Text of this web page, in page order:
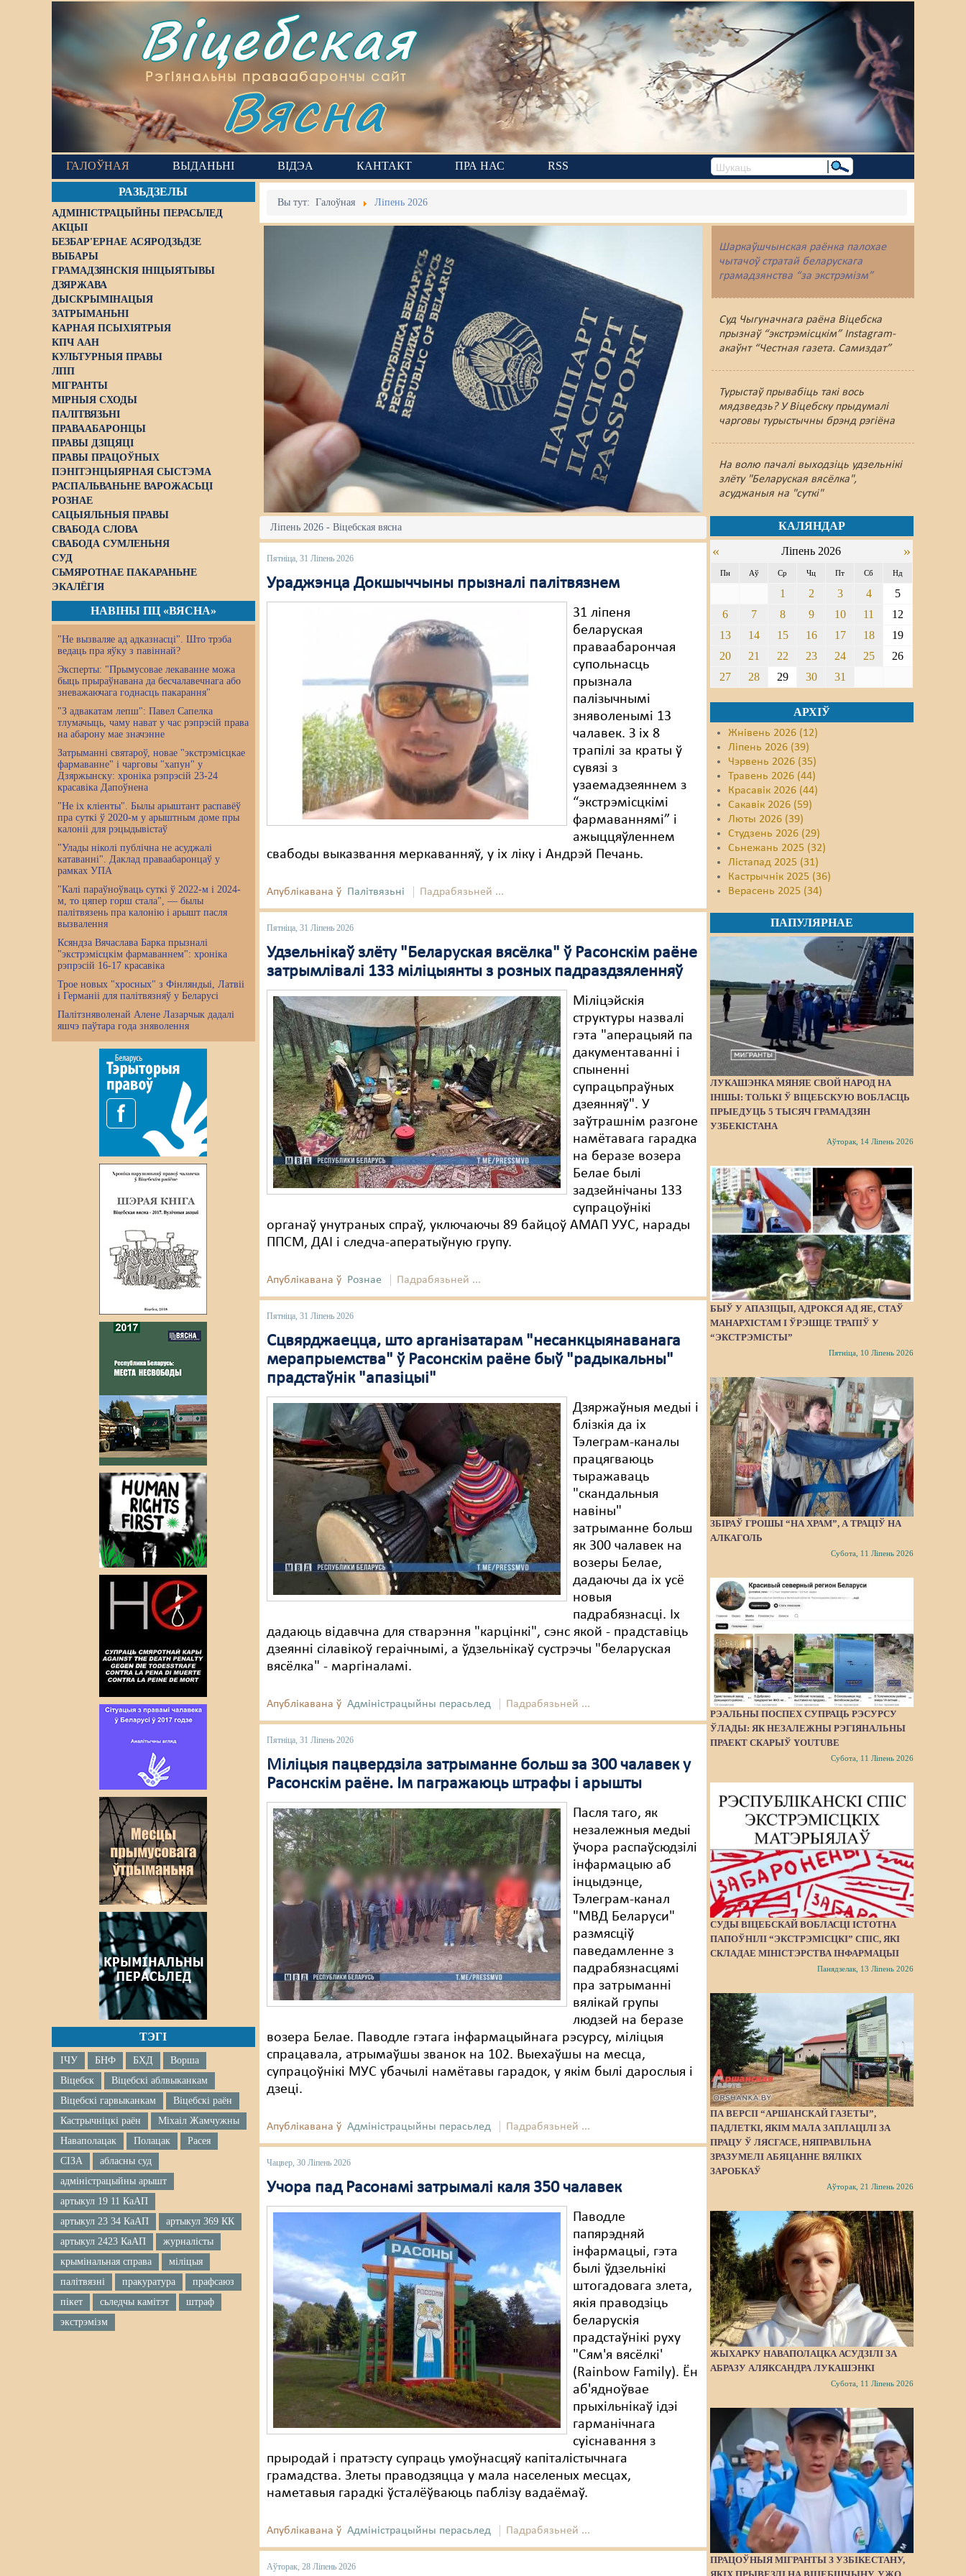
Віцебская
Рэгіянальны праваабарончы сайт
Вясна
ГАЛОЎНАЯ ВЫДАНЬНІ ВІДЭА КАНТАКТ ПРА НАС RSS
РАЗЬДЗЕЛЫ
АДМІНІСТРАЦЫЙНЫ ПЕРАСЬЛЕД
АКЦЫІ
БЕЗБАР'ЕРНАЕ АСЯРОДЗЬДЗЕ
ВЫБАРЫ
ГРАМАДЗЯНСКІЯ ІНІЦЫЯТЫВЫ
ДЗЯРЖАВА
ДЫСКРЫМІНАЦЫЯ
ЗАТРЫМАНЬНІ
КАРНАЯ ПСЫХІЯТРЫЯ
КПЧ ААН
КУЛЬТУРНЫЯ ПРАВЫ
ЛПП
МІГРАНТЫ
МІРНЫЯ СХОДЫ
ПАЛІТВЯЗЬНІ
ПРАВААБАРОНЦЫ
ПРАВЫ ДЗІЦЯЦІ
ПРАВЫ ПРАЦОЎНЫХ
ПЭНІТЭНЦЫЯРНАЯ СЫСТЭМА
РАСПАЛЬВАНЬНЕ ВАРОЖАСЬЦІ
РОЗНАЕ
САЦЫЯЛЬНЫЯ ПРАВЫ
СВАБОДА СЛОВА
СВАБОДА СУМЛЕНЬНЯ
СУД
СЬМЯРОТНАЕ ПАКАРАНЬНЕ
ЭКАЛЁГІЯ
НАВІНЫ ПЦ «ВЯСНА»
"Не вызваляе ад адказнасці". Што трэба
ведаць пра яўку з павіннай?
Эксперты: "Прымусовае лекаванне можа
быць прыраўнавана да бесчалавечнага або
зневажаючага годнасць пакарання"
"З адвакатам лепш": Павел Сапелка
тлумачыць, чаму нават у час рэпрэсій права
на абарону мае значэнне
Затрыманні святароў, новае "экстрэмісцкае
фармаванне" і чарговы "хапун" у
Дзяржынску: хроніка рэпрэсій 23-24
красавіка Дапоўнена
"Не іх кліенты". Былы арыштант распавёў
пра суткі ў 2020-м у арыштным доме пры
калоніі для рэцыдывістаў
"Улады ніколі публічна не асуджалі
катаванні". Даклад праваабаронцаў у
рамках УПА
"Калі параўноўваць суткі ў 2022-м і 2024-
м, то цяпер горш стала", — былы
палітвязень пра калонію і арышт пасля
вызвалення
Ксяндза Вячаслава Барка прызналі
"экстрэмісцкім фармаваннем": хроніка
рэпрэсій 16-17 красавіка
Трое новых "хросных" з Фінляндыі, Латвіі
і Германіі для палітвязняў у Беларусі
Палітзняволенай Алене Лазарчык дадалі
яшчэ паўтара года зняволення
ТЭГІ
ІЧУ БНФ БХД
Ворша
Віцебск
Віцебскі аблвыканкам
Віцебскі гарвыканкам
Віцебскі раён
Кастрычніцкі раён
Міхаіл Жамчужны
Наваполацак
Полацак
Расея
СІЗА
абласны суд
адміністрацыйны арышт
артыкул 19 11 КаАП
артыкул 23 34 КаАП
артыкул 369 КК
артыкул 2423 КаАП
журналісты
крымінальная справа
міліцыя
палітвязні
пракуратура
прафсаюз
пікет
сьледчы камітэт
штраф
экстрэмізм
Вы тут:Галоўная Ліпень 2026
Шаркаўшчынская раёнка палохае
чытачоў стратай беларускага
грамадзянства “за экстрэмізм”
Суд Чыгуначнага раёна Віцебска
прызнаў “экстрэмісцкім” Instagram-
акаўнт “Честная газета. Самиздат”
Турыстаў прывабіць такі вось
мядзведзь? У Віцебску прыдумалі
чарговы турыстычны брэнд рэгіёна
На волю пачалі выходзіць удзельнікі
злёту "Беларуская вясёлка",
асуджаныя на "суткі"
Ліпень 2026 - Віцебская вясна
Пятніца, 31 Ліпень 2026
Ураджэнца Докшыччыны прызналі палітвязнем
31 ліпеня
беларуская
праваабарончая
супольнасць
прызнала
палізычнымі
зняволенымі 13
чалавек. З іх 8
трапілі за краты ў
сувязі з
узаемадзеяннем з
“экстрэмісцкімі
фармаваннямі” і
ажыццяўленнем
свабоды выказвання меркаванняў, у іх ліку і Андрэй Печань.
Апублікавана ў Палітвязьні Падрабязьней ...
Пятніца, 31 Ліпень 2026
Удзельнікаў злёту "Беларуская вясёлка" ў Расонскім раёне
затрымлівалі 133 міліцыянты з розных падраздзяленняў
Міліцэйскія
структуры назвалі
гэта "аперацыяй па
дакументаванні і
спыненні
супрацьпраўных
дзеянняў". У
заўтрашнім разгоне
намётавага гарадка
на беразе возера
Белае былі
задзейнічаны 133
супрацоўнікі
органаў унутраных спраў, уключаючы 89 байцоў АМАП УУС, нарады
ППСМ, ДАІ і следча-аператыўную групу.
Апублікавана ў Рознае Падрабязьней ...
Пятніца, 31 Ліпень 2026
Сцвярджаецца, што арганізатарам "несанкцыянаванага
мерапрыемства" ў Расонскім раёне быў "радыкальны"
прадстаўнік "апазіцыі"
Дзяржаўныя медыі і
блізкія да іх
Тэлеграм-каналы
працягваюць
тыражаваць
"скандальныя
навіны"
затрыманне больш
як 300 чалавек на
возеры Белае,
дадаючы да іх усё
новыя
падрабязнасці. Іх
дадаюць відавчна для стварэння "карцінкі", сэнс якой - прадставіць
дзеянні сілавікоў гераічнымі, а ўдзельнікаў сустрэчы "беларуская
вясёлка" - маргіналамі.
Апублікавана ў Адміністрацыйны перасьлед Падрабязьней ...
Пятніца, 31 Ліпень 2026
Міліцыя пацвердзіла затрыманне больш за 300 чалавек у
Расонскім раёне. Ім пагражаюць штрафы і арышты
Пасля таго, як
незалежныя медыі
ўчора распаўсюдзілі
інфармацыю аб
інцыдэнце,
Тэлеграм-канал
"МВД Беларуси"
размясціў
паведамленне з
падрабязнасцямі
пра затрыманні
вялікай групы
людзей на беразе
возера Белае. Паводле гэтага інфармацыйнага рэсурсу, міліцыя
спрацавала, атрымаўшы званок на 102. Выехаўшы на месца,
супрацоўнікі МУС убачылі намётавы гарадок, у якім былі дарослыя і
дзеці.
Апублікавана ў Адміністрацыйны перасьлед Падрабязьней ...
Чацвер, 30 Ліпень 2026
Учора пад Расонамі затрымалі каля 350 чалавек
Паводле
папярэдняй
інфармацыі, гэта
былі ўдзельнікі
штогадовага злета,
якія праводзіць
беларускія
прадстаўнікі руху
"Сям'я вясёлкі'
(Rainbow Family). Ён
аб'ядноўвае
прыхільнікаў ідэі
гарманічнага
суіснавання з
прыродай і пратэсту супраць умоўнасцяў капіталістычнага
грамадства. Злеты праводзяцца у мала населеных месцах,
наметавыя гарадкі ўсталёўваюць паблізу вадаёмаў.
Апублікавана ў Адміністрацыйны перасьлед Падрабязьней ...
Аўторак, 28 Ліпень 2026
КАЛЯНДАР
« Ліпень 2026 »
Пн Аў Ср Чц Пт Сб Нд
1 2 3 4
5
6
7 8 9 10 11
12
13
14 15 16 17 18
19
20
21 22 23 24 25
26
27
28 29 30 31
АРХІЎ
Жнівень 2026 (12)
Ліпень 2026 (39)
Чэрвень 2026 (35)
Травень 2026 (44)
Красавік 2026 (44)
Сакавік 2026 (59)
Люты 2026 (39)
Студзень 2026 (29)
Сьнежань 2025 (32)
Лістапад 2025 (31)
Кастрычнік 2025 (36)
Верасень 2025 (34)
ПАПУЛЯРНАЕ
ЛУКАШЭНКА МЯНЯЕ СВОЙ НАРОД НА
ІНШЫ: ТОЛЬКІ Ў ВІЦЕБСКУЮ ВОБЛАСЦЬ
ПРЫЕДУЦЬ 5 ТЫСЯЧ ГРАМАДЗЯН
УЗБЕКІСТАНА
Аўторак, 14 Ліпень 2026
БЫЎ У АПАЗІЦЫІ, АДРОКСЯ АД ЯЕ, СТАЎ
МАНАРХІСТАМ І ЎРЭШЦЕ ТРАПІЎ У
“ЭКСТРЭМІСТЫ”
Пятніца, 10 Ліпень 2026
ЗБІРАЎ ГРОШЫ “НА ХРАМ”, А ТРАЦІЎ НА
АЛКАГОЛЬ
Субота, 11 Ліпень 2026
РЭАЛЬНЫ ПОСПЕХ СУПРАЦЬ РЭСУРСУ
ЎЛАДЫ: ЯК НЕЗАЛЕЖНЫ РЭГІЯНАЛЬНЫ
ПРАЕКТ СКАРЫЎ YOUTUBE
Субота, 11 Ліпень 2026
СУДЫ ВІЦЕБСКАЙ ВОБЛАСЦІ ІСТОТНА
ПАПОЎНІЛІ “ЭКСТРЭМІСЦКІ” СПІС, ЯКІ
СКЛАДАЕ МІНІСТЭРСТВА ІНФАРМАЦЫІ
Панядзелак, 13 Ліпень 2026
ПА ВЕРСІІ “АРШАНСКАЙ ГАЗЕТЫ”,
ПАДЛЕТКІ, ЯКІМ МАЛА ЗАПЛАЦІЛІ ЗА
ПРАЦУ Ў ЛЯСГАСЕ, НЯПРАВІЛЬНА
ЗРАЗУМЕЛІ АБЯЦАННЕ ВЯЛІКІХ
ЗАРОБКАЎ
Аўторак, 21 Ліпень 2026
ЖЫХАРКУ НАВАПОЛАЦКА АСУДЗІЛІ ЗА
АБРАЗУ АЛЯКСАНДРА ЛУКАШЭНКІ
Субота, 11 Ліпень 2026
ПРАЦОЎНЫЯ МІГРАНТЫ З УЗБІКЕСТАНУ,